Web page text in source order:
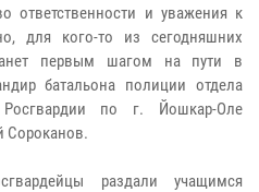
ответственности и уважения к
для кого-то из сегодняшних
первым шагом на пути в
батальона полиции отдела
по г. Йошкар-Оле
Сороканов.
раздали учащимся